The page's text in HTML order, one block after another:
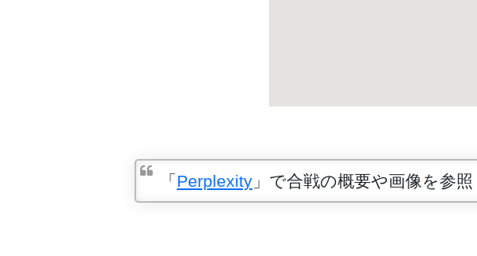
「 Perplexity 」で合戦の概要や画像を参照